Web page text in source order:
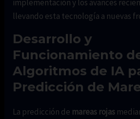
implementación y los avances
llevando esta tecnología a nuevas
Desarrollo y
Funcionamiento
Algoritmos de IA
Predicción de
La predicción de mareas rojas